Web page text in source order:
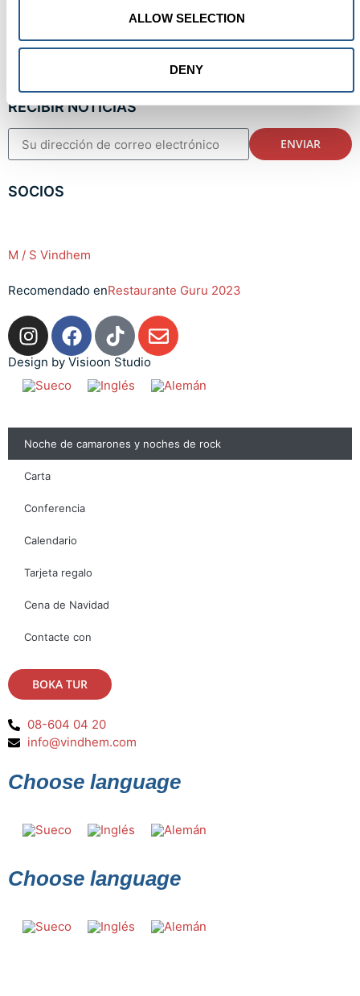
ALLOW SELECTION
DENY
Muelle 101 de Skeppsbron
111 30 Estocolmo
Suecia
RECIBIR NOTICIAS
ENVIAR
SOCIOS
M / S Vindhem
Recomendado enRestaurante Guru 2023
Design by Visioon Studio
Noche de camarones y noches de rock
Carta
Conferencia
Calendario
Tarjeta regalo
Cena de Navidad
Contacte con
BOKA TUR
08-604 04 20
info@vindhem.com
Choose language
Choose language